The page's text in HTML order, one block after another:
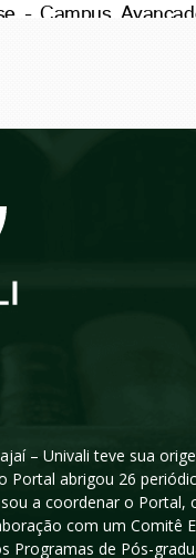
– Univali teve sua
Portal abrigou 26
a coordenar o
com um Comitê
Programas de Pós-